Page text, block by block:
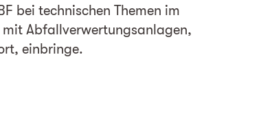
bei technischen Themen im
Abfallverwertungsanlagen,
einbringe.